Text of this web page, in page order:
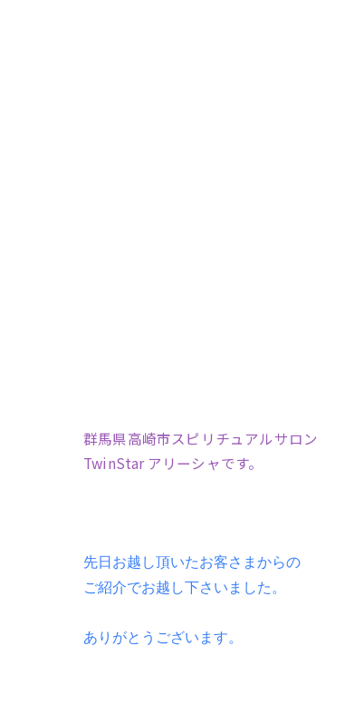
群馬県高崎市スピリチュアルサロン
TwinStar アリーシャです。
先日お越し頂いたお客さまからの
ご紹介でお越し下さいました。
ありがとうございます。